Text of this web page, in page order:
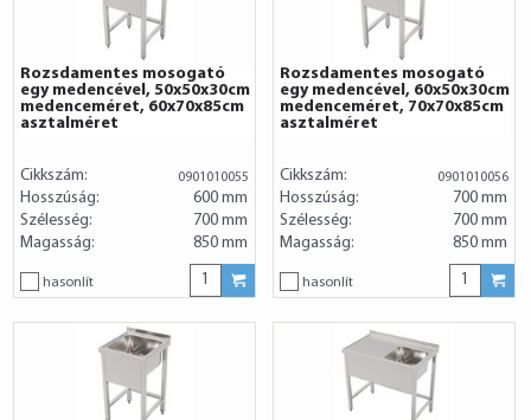
Rozsdamentes mosogató
egy medencével, 50x50x30cm
medenceméret, 60x70x85cm
asztalméret
Cikkszám: 0901010055
Hosszúság:
600 mm
Szélesség:
700 mm
Magasság:
850 mm
hasonlít
Rozsdamentes mosogató
egy medencével, 60x50x30cm
medenceméret, 70x70x85cm
asztalméret
Cikkszám: 0901010056
Hosszúság:
700 mm
Szélesség:
700 mm
Magasság:
850 mm
hasonlít